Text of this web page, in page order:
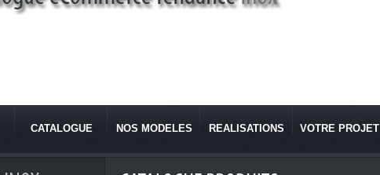
CATALOGUE NOS MODELES REALISATIONS VOTRE PROJET